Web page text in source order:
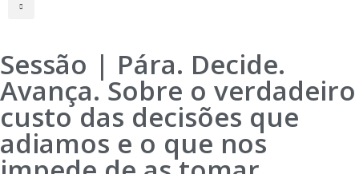
Sessão | Pára. Decide.
Avança. Sobre o verdadeiro
custo das decisões que
adiamos e o que nos